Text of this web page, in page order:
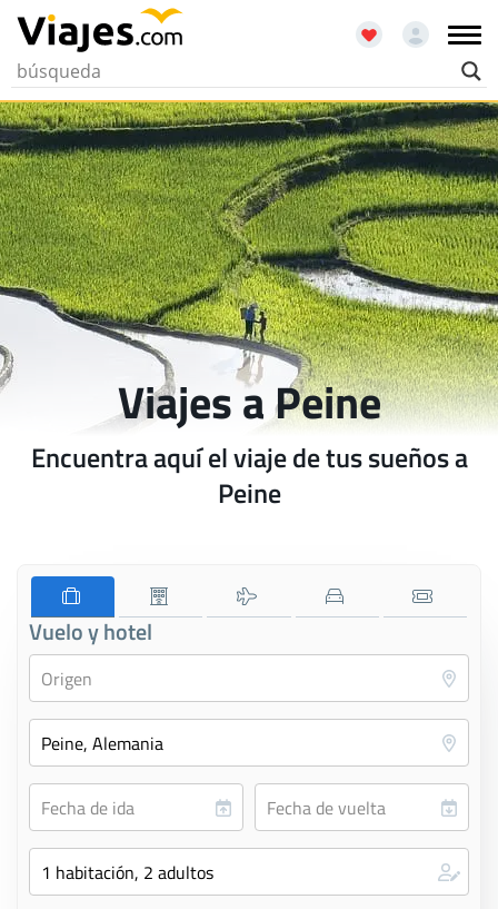
Viajes a Peine
Encuentra aquí el viaje de tus sueños a
Peine
Vuelo y hotel